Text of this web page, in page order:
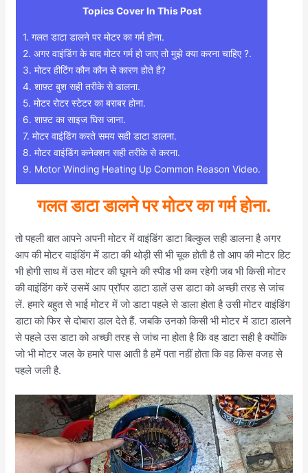
Topics Cover In This Post
1. गलत डाटा डालने पर मोटर का गर्म होना.
2. अगर वाइंडिंग के बाद मोटर गर्म हो जाए तो मुझे क्या करना चाहिए ?.
3. मोटर हीटिंग कौन कौन से कारण होते है?
4. शाफ़्ट बुश सही तरीके से डालना.
5. मोटर रोटर स्टेटर का बराबर होना.
6. शाफ़्ट का साइज घिस जाना.
7. मोटर वाइंडिंग करते समय सही डाटा डालना.
8. मोटर वाइंडिंग कनेक्शन सही तरीके से करना.
9. Motor Winding Heating Up Common Reason Video.
गलत डाटा डालने पर मोटर का गर्म होना.
तो पहली बात आपने अपनी मोटर में वाइंडिंग डाटा बिल्कुल सही डालना है अगर
आप की मोटर वाइंडिंग में डाटा की थोड़ी सी भी चूक होती है तो आप की मोटर हिट
भी होगी साथ में उस मोटर की घूमने की स्पीड भी कम रहेगी जब भी किसी मोटर
की वाइंडिंग करें उसमें आप प्रॉपर डाटा डालें उस डाटा को अच्छी तरह से जांच
लें. हमारे बहुत से भाई मोटर में जो डाटा पहले से डाला होता है उसी मोटर वाइंडिंग
डाटा को फिर से दोबारा डाल देते हैं. जबकि उनको किसी भी मोटर में डाटा डालने
से पहले उस डाटा को अच्छी तरह से जांच ना होता है कि वह डाटा सही है क्योंकि
जो भी मोटर जल के हमारे पास आती है हमें पता नहीं होता कि वह किस वजह से
पहले जली है.